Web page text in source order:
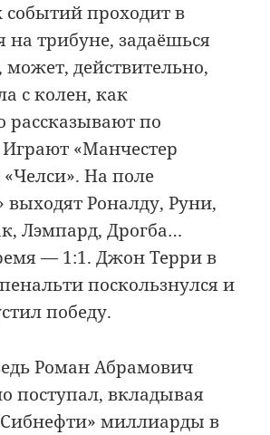
проходит в
на трибуне, задаёшься
может, действительно,
с колен, как
рассказывают по
Играют «Манчестер
На поле
Роналду, Руни,
Лэмпард, Дрогба…
— 1:1. Джон Терри в
поскользнулся и
победу.
Роман Абрамович
поступал, вкладывая
миллиарды в